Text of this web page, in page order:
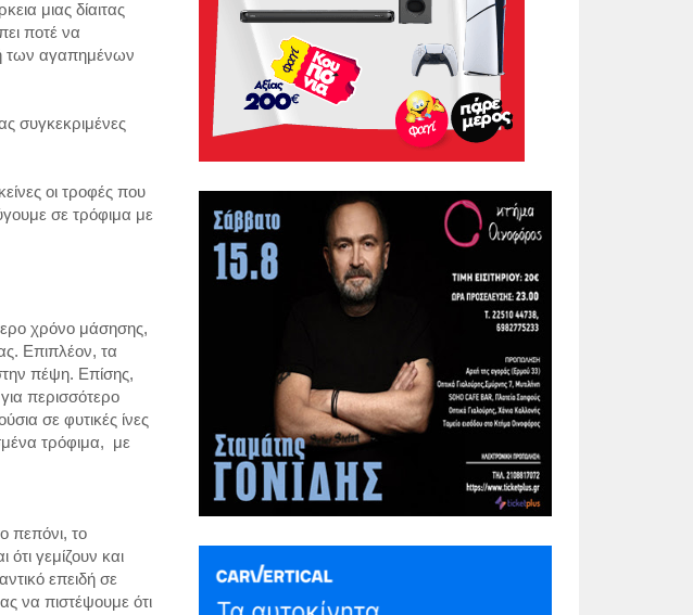
μιας δίαιτας
ποτέ να
των αγαπημένων
συγκεκριμένες
οι τροφές που
σε τρόφιμα με
χρόνο μάσησης,
Επιπλέον, τα
πέψη. Επίσης,
περισσότερο
σε φυτικές ίνες
τρόφιμα,
με
πεπόνι, το
γεμίζουν και
επειδή σε
να πιστέψουμε ότι